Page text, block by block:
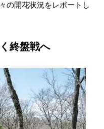
の開花状況をレポートし
終盤戦へ